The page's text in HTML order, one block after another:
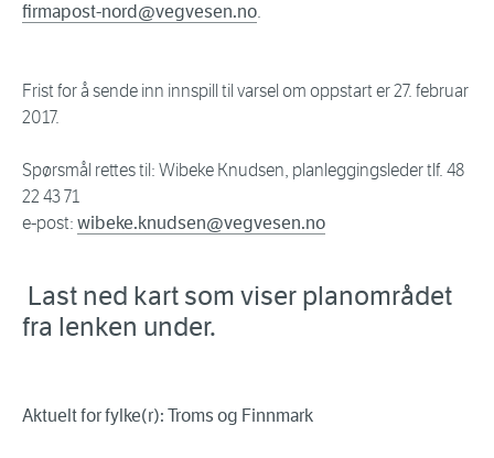
firmapost-nord@vegvesen.no.
Frist for å sende inn innspill til varsel om oppstart er 27. februar
2017.
Spørsmål rettes til: Wibeke Knudsen, planleggingsleder tlf. 48
22 43 71
e-post: wibeke.knudsen@vegvesen.no
Last ned kart som viser planområdet
fra lenken under.
Aktuelt for fylke(r): Troms og Finnmark